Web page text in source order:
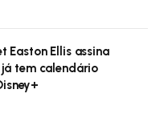
Easton Ellis assina
tem calendário